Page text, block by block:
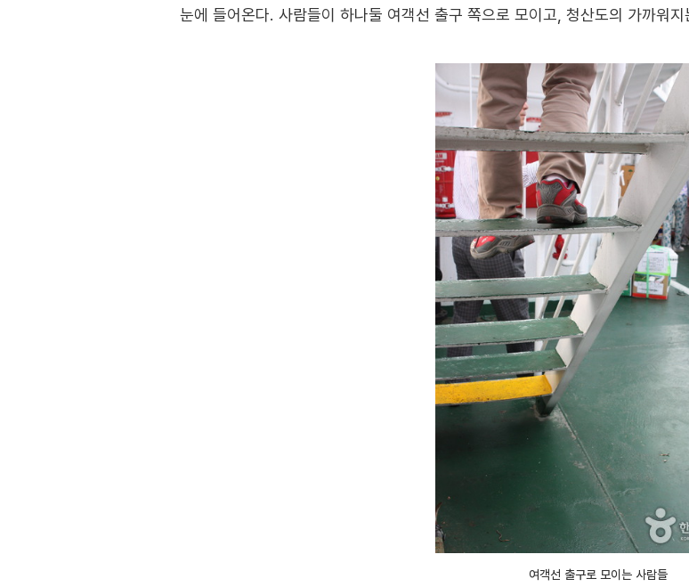
눈에 들어온다. 사람들이 하나둘 여객선 출구 쪽으로 모이고, 청산도의 가까워
여객선 출구로 모이는 사람들